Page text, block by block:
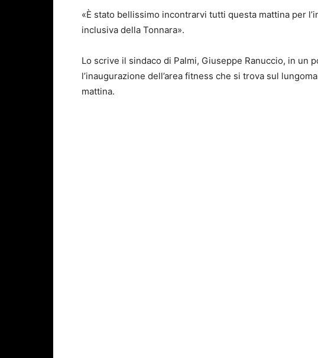
«È stato bellissimo incontrarvi tutti questa mattina per
inclusiva della Tonnara».
Lo scrive il sindaco di Palmi, Giuseppe Ranuccio, in un
l’inaugurazione dell’area fitness che si trova sul
mattina.